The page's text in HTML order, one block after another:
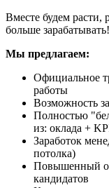
Вместе будем расти,
больше зарабатывать!
Мы предлагаем:
Официальное
работы
Возможность
Полностью
из: оклада +
Заработок
потолка)
Повышенный
кандидатов